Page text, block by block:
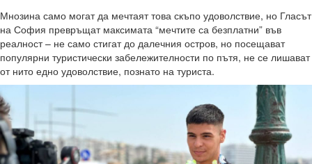
Мнозина само могат да мечтаят това скъпо удоволствие, но Гласът
на София превръщат максимата “мечтите са безплатни” във
реалност – не само стигат до далечния остров, но посещават
популярни туристически забележителности по пътя, не се лишават
от нито едно удоволствие, познато на туриста.